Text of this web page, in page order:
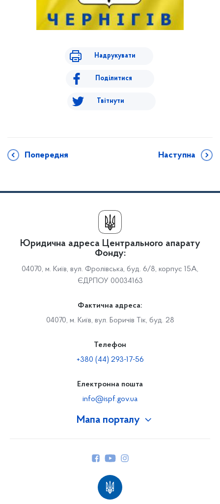
Надрукувати
Поділитися
Твітнути
Попередня Наступна
Мапа порталу
Юридична адреса Центрального апарату
Фонду:
04070, м. Київ, вул. Фролівська, буд. 6/8, корпус 15А,
ЄДРПОУ 00034163
Фактична адреса:
04070, м. Київ, вул. Боричів Тік, буд. 28
Телефон
+380 (44) 293-17-56
Електронна пошта
info@ispf.gov.ua